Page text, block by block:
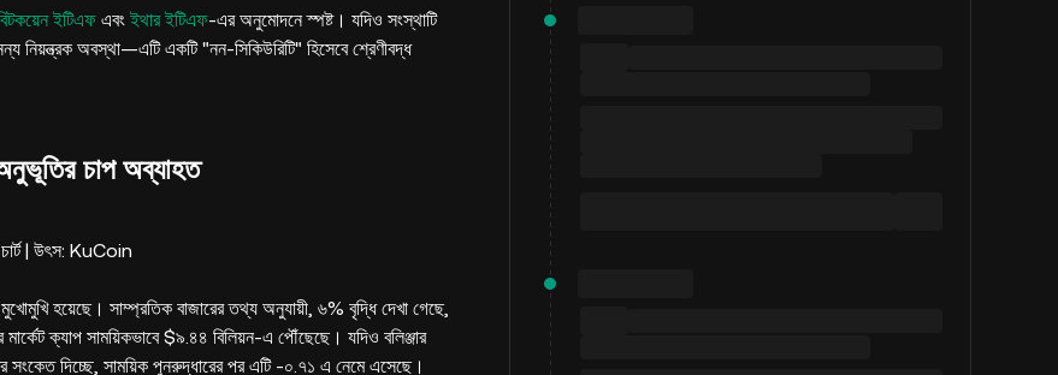
ইটিএফ এবংইথার ইটিএফ-এর অনুমোদনে স্পষ্ট। যদিও সংস্থাটি
নিয়ন্ত্রক অবস্থা—এটি একটি "নন-সিকিউরিটি" হিসেবে শ্রেণীবদ্ধ
চাপ অব্যাহত
| উৎস: KuCoin
হয়েছে। সাম্প্রতিক বাজারের তথ্য অনুযায়ী, ৬% বৃদ্ধি দেখা গেছে,
ক্যাপ সাময়িকভাবে $৯.৪৪ বিলিয়ন-এ পৌঁছেছে। যদিও বলিঞ্জার
সংকেত দিচ্ছে, সাময়িক পুনরুদ্ধারের পর এটি -০.৭১ এ নেমে এসেছে।